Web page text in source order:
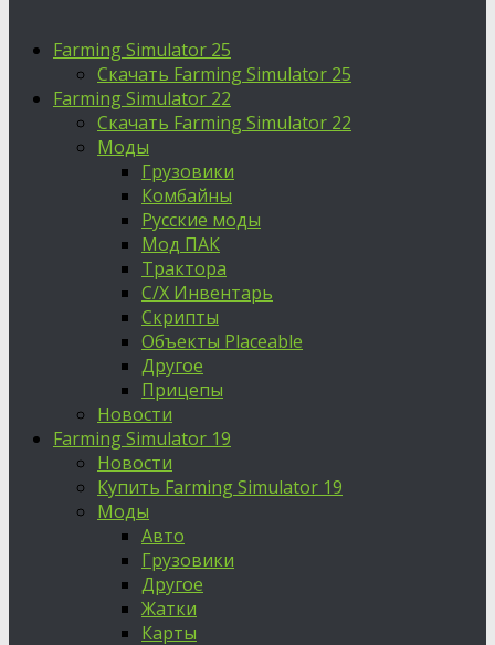
Farming Simulator 25
Скачать Farming Simulator 25
Farming Simulator 22
Скачать Farming Simulator 22
Моды
Грузовики
Комбайны
Русские моды
Мод ПАК
Трактора
С/Х Инвентарь
Скрипты
Объекты Placeable
Другое
Прицепы
Новости
Farming Simulator 19
Новости
Купить Farming Simulator 19
Моды
Авто
Грузовики
Другое
Жатки
Карты